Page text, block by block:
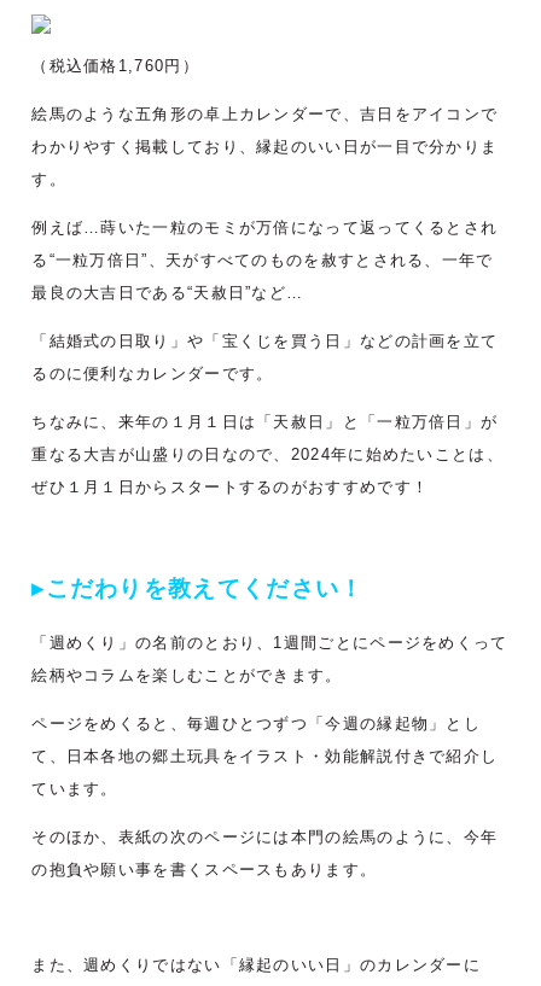
（税込価格1,760円）
絵馬のような五角形の卓上カレンダーで、吉日をアイコンで
わかりやすく掲載しており、縁起のいい日が一目で分かりま
す。
例えば…蒔いた一粒のモミが万倍になって返ってくるとされ
る“一粒万倍日”、天がすべてのものを赦すとされる、一年で
最良の大吉日である“天赦日”など…
「結婚式の日取り」や「宝くじを買う日」などの計画を立て
るのに便利なカレンダーです。
ちなみに、来年の１月１日は「天赦日」と「一粒万倍日」が
重なる大吉が山盛りの日なので、2024年に始めたいことは、
ぜひ１月１日からスタートするのがおすすめです！
▸こだわりを教えてください！
「週めくり」の名前のとおり、 1週間ごとにページをめくって
絵柄やコラムを楽しむことができます。
ページをめくると、毎週ひとつずつ「今週の縁起物」とし
て、
日本各地の郷土玩具をイラスト・効能解説付きで紹介し
ています。
そのほか、表紙の次のページには本門の絵馬のように、 今年
の抱負や願い事を書くスペースもあります。
また、週めくりではない「縁起のいい日」のカレンダーに